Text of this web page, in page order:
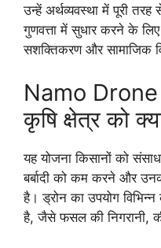
उन्हें अर्थव्यवस्था में पूरी
गुणवत्ता में सुधार करने के
सशक्तिकरण और सामाजिक
Namo
कृषि क्षेत्र को
यह योजना किसानों को
बर्बादी को कम करने और
है। ड्रोन का उपयोग
है, जैसे फसल की निगरानी,